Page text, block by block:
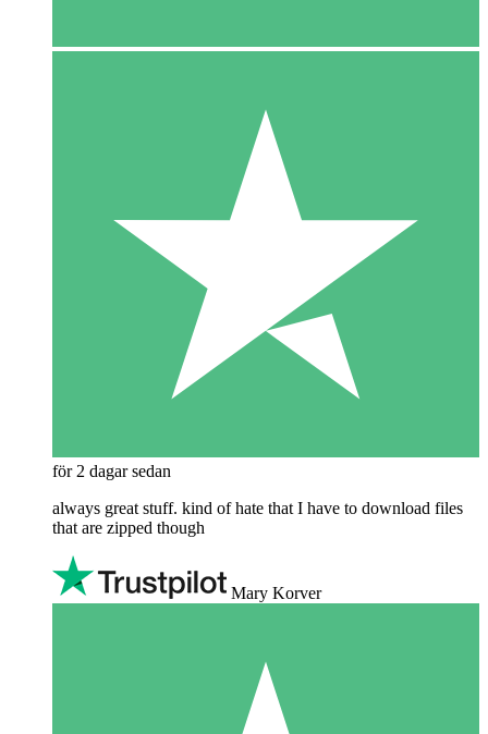
för 2 dagar sedan
always great stuff. kind of hate that I have to download files
that are zipped though
Mary Korver